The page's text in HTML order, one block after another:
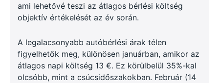
ami lehetővé teszi az átlagos bérlési költség
objektív értékelését az év során.
A legalacsonyabb autóbérlési árak télen
figyelhetők meg, különösen januárban, amikor az
átlagos napi költség 13 €. Ez körülbelül 35%-kal
olcsóbb, mint a csúcsidőszakokban. Február (14